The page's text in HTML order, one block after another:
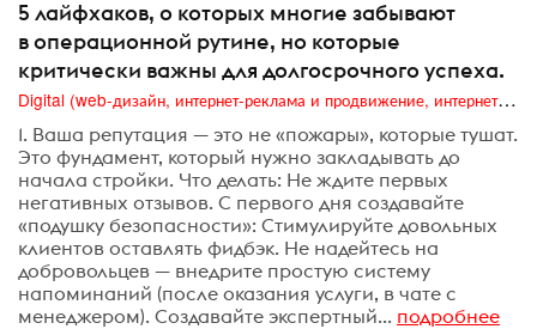
5 лайфхаков, о которых многие забывают
в операционной рутине, но которые
критически важны для долгосрочного успеха.
Digital (web-дизайн, интернет-реклама и продвижение, интернет-сообщества и блоги, интернет-коммуникации, мобильный маркетинг, реклама на цифровых экранах)
1. Ваша репутация — это не «пожары», которые тушат.
Это фундамент, который нужно закладывать до
начала стройки. Что делать: Не ждите первых
негативных отзывов. С первого дня создавайте
«подушку безопасности»: Стимулируйте довольных
клиентов оставлять фидбэк. Не надейтесь на
добровольцев — внедрите простую систему
напоминаний (после оказания услуги, в чате с
менеджером). Создавайте экспертный... подробнее